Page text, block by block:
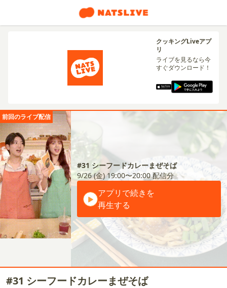
クッキングLiveアプ
リ
ライブを見るなら今
すぐダウンロード！
前回のライブ配信
#31 シーフードカレーまぜそば
9/26 (金) 19:00〜20:00配信分
アプリで続きを
再生する
#31 シーフードカレーまぜそば